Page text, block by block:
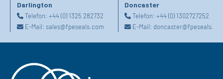
Darlington
Telefon: +44 (0) 1325 282732
E-Mail: sales@fpeseals.com
Doncaster
Telefon:+44 (0) 1302727252
E-Mail: